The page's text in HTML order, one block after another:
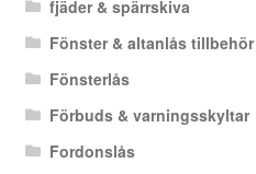
fjäder & spärrskiva
Fönster & altanlås tillbehör
Fönsterlås
Förbuds & varningsskyltar
Fordonslås